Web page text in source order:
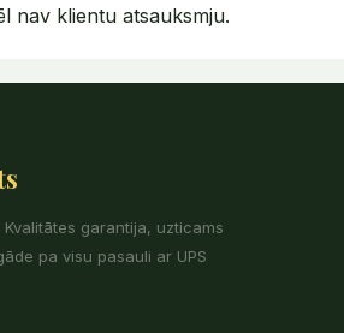
nav klientu atsauksmju.
Kvalitātes garantija, uzticams
pa visu pasauli ar UPS